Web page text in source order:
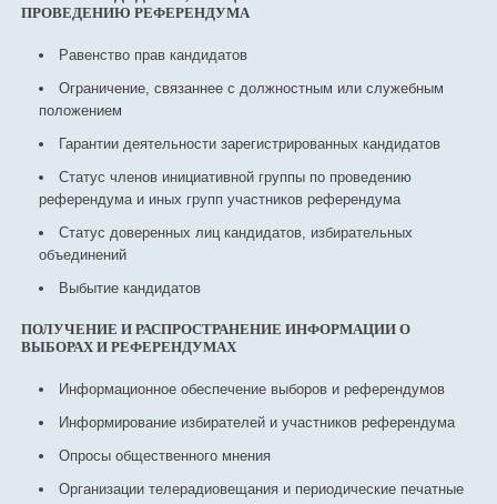
ПРОВЕДЕНИЮ РЕФЕРЕНДУМА
Равенство прав кандидатов
Ограничение, связаннее с должностным или служебным
положением
Гарантии деятельности зарегистрированных кандидатов
Статус членов инициативной группы по проведению
референдума и иных групп участников референдума
Статус доверенных лиц кандидатов, избирательных
объединений
Выбытие кандидатов
ПОЛУЧЕНИЕ И РАСПРОСТРАНЕНИЕ ИНФОРМАЦИИ О
ВЫБОРАХ И РЕФЕРЕНДУМАХ
Информационное обеспечение выборов и референдумов
Информирование избирателей и участников референдума
Опросы общественного мнения
Организации телерадиовещания и периодические печатные